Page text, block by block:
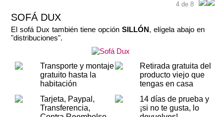
SOFÁ DUX
4 de 8
El sofá Dux también tiene opciónSILLÓN, elígela abajo en
"distribuciones".
Transporte y montaje
gratuito hasta la
habitación
Retirada gratuita del
producto viejo que
tengas en casa
Tarjeta, Paypal,
Transferencia,
14 días de prueba y
¡si no te gusta, lo